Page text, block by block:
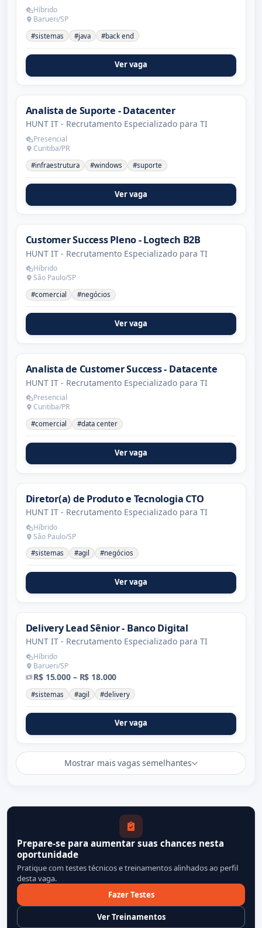
Híbrido
Barueri/SP
#sistemas #java #back end
Ver vaga
Analista de Suporte - Datacenter
HUNT IT - Recrutamento Especializado para TI
Presencial
Curitiba/PR
#infraestrutura #windows #suporte
Ver vaga
Customer Success Pleno - Logtech B2B
HUNT IT - Recrutamento Especializado para TI
Híbrido
São Paulo/SP
#comercial #negócios
Ver vaga
Analista de Customer Success - Datacente
HUNT IT - Recrutamento Especializado para TI
Presencial
Curitiba/PR
#comercial #data center
Ver vaga
Diretor(a) de Produto e Tecnologia CTO
HUNT IT - Recrutamento Especializado para TI
Híbrido
São Paulo/SP
#sistemas #agil #negócios
Ver vaga
Delivery Lead Sênior - Banco Digital
HUNT IT - Recrutamento Especializado para TI
Híbrido
Barueri/SP
R$ 15.000 – R$ 18.000
#sistemas #agil #delivery
Ver vaga
Mostrar mais vagas semelhantes
Prepare-se para aumentar suas chances nesta
oportunidade
Pratique com testes técnicos e treinamentos alinhados ao perfil
desta vaga.
Fazer Testes
Ver Treinamentos